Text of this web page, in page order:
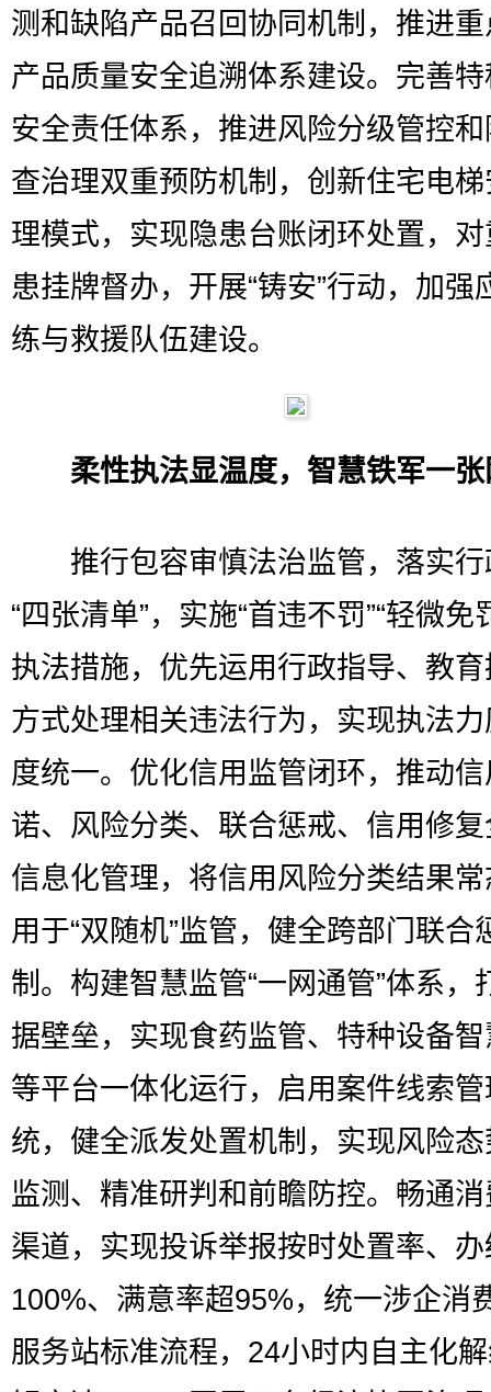
测和缺陷产品召回协同机制，推进
产品质量安全追溯体系建设。完善
安全责任体系，推进风险分级管控
查治理双重预防机制，创新住宅电
理模式，实现隐患台账闭环处置，
患挂牌督办，开展“铸安”行动，加强
练与救援队伍建设。
柔性执法显温度，智慧铁军一张
推行包容审慎法治监管，落实行
“四张清单”，实施“首违不罚”“轻微免
执法措施，优先运用行政指导、教
方式处理相关违法行为，实现执法
度统一。优化信用监管闭环，推动
诺、风险分类、联合惩戒、信用修
信息化管理，将信用风险分类结果
用于“双随机”监管，健全跨部门联合
制。构建智慧监管“一网通管”体系，
据壁垒，实现食药监管、特种设备
等平台一体化运行，启用案件线索
统，健全派发处置机制，实现风险
监测、精准研判和前瞻防控。畅通
渠道，实现投诉举报按时处置率、
100%、满意率超95%，统一涉企消
服务站标准流程，24小时内自主化